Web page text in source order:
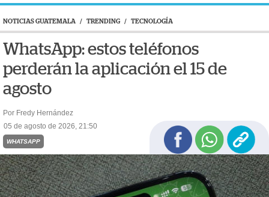
NOTICIAS GUATEMALA / TRENDING / TECNOLOGÍA
WhatsApp: estos teléfonos
perderán la aplicación el 15 de
agosto
Por Fredy Hernández
05 de agosto de 2026, 21:50
WHATSAPP